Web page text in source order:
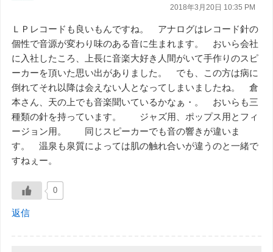
2018年3月20日 10:35 PM
ＬＰレコードも良いもんですね。 アナログはレコード針の
個性で音源が変わり味のある音に生まれます。 おいら会社
に入社したころ、上長に音楽大好き人間がいて手作りのスピ
ーカーを頂いた思い出がありました。 でも、この方は病に
倒れてそれ以降は会えない人となってしまいましたね。 倉
本さん、天の上でも音楽聞いているかなぁ・。 おいらも三
種類の針を持っています。 ジャズ用、ポップス用とフィ
ージョン用。 同じスピーカーでも音の響きが違いま
す。 温泉も泉質によっては肌の触れ合いが違うのと一緒で
すねぇー。
0
返信